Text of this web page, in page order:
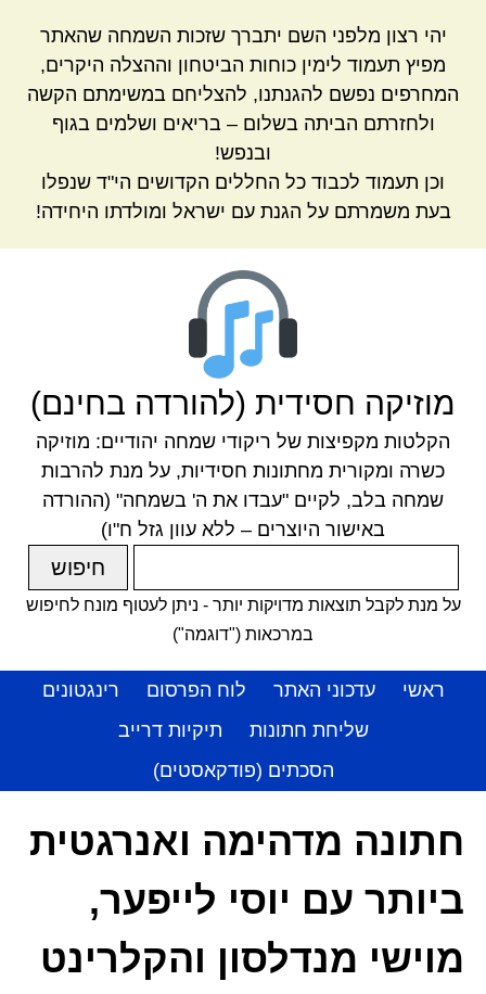
יהי רצון מלפני השם יתברך שזכות השמחה שהאתר
מפיץ תעמוד לימין כוחות הביטחון וההצלה היקרים,
המחרפים נפשם להגנתנו, להצליחם במשימתם הקשה
ולחזרתם הביתה בשלום – בריאים ושלמים בגוף
ובנפש!
וכן תעמוד לכבוד כל החללים הקדושים הי"ד שנפלו
בעת משמרתם על הגנת עם ישראל ומולדתו היחידה!
מוזיקה חסידית (להורדה בחינם)
הקלטות מקפיצות של ריקודי שמחה יהודיים: מוזיקה
כשרה ומקורית מחתונות חסידיות, על מנת להרבות
שמחה בלב, לקיים "עבדו את ה' בשמחה" (ההורדה
באישור היוצרים – ללא עוון גזל ח"ו)
על מנת לקבל תוצאות מדויקות יותר - ניתן לעטוף מונח לחיפוש
במרכאות ("דוגמה")
ראשי עדכוני האתר לוח הפרסום
רינגטונים
שליחת חתונות
תיקיות דרייב
הסכתים (פודקאסטים)
חתונה מדהימה ואנרגטית
ביותר עם יוסי לייפער,
מוישי מנדלסון והקלרינט